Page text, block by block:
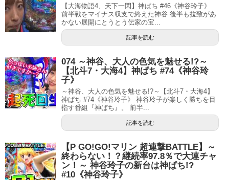
【大海物語4、天下一閃】神ぱち #46《神谷玲子》
前半戦をマイナス収支で終えた神谷 後半も拉致があ
かない展開にとうとう伝家の宝...
記事を読む
074 ～神谷、大人の色気を魅せる!?～
【北斗7・大海4】神ぱち #74《神谷玲
子》
～神谷、大人の色気を魅せる!?～【北斗7・大海4】
神ぱち #74《神谷玲子》 神谷玲子が楽しく勝ちを目
指す番組『神ぱち』。 前半...
記事を読む
【P GO!GO!マリン 超連撃BATTLE】～
終わらない！？継続率97.8％で大連チャ
ン！～ 神谷玲子の新台は神ぱち!?
#10《神谷玲子》